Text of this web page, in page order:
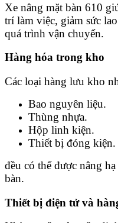
Xe nâng mặt bàn 610
trí làm việc, giảm sức
quá trình vận chuyển.
Hàng hóa trong kho
Các loại hàng lưu kho
Bao nguyên liệu.
Thùng nhựa.
Hộp linh kiện.
Thiết bị đóng kiện.
đều có thể được nâng
bàn.
Thiết bị điện tử và